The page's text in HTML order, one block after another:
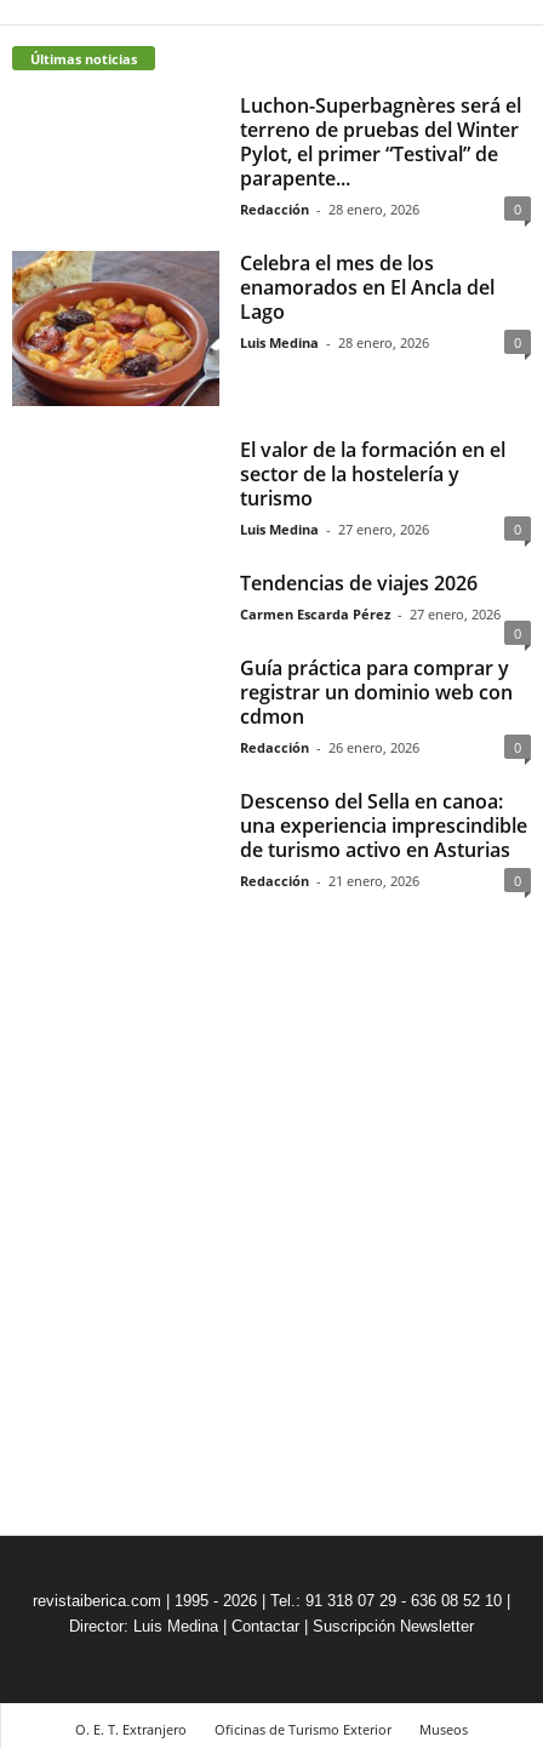
Últimas noticias
Luchon-Superbagnères será el
terreno de pruebas del Winter
Pylot, el primer “Testival” de
parapente...
Redacción - 28 enero, 2026 0
Celebra el mes de los
enamorados en El Ancla del
Lago
Luis Medina - 28 enero, 2026 0
El valor de la formación en el
sector de la hostelería y
turismo
Luis Medina - 27 enero, 2026 0
Tendencias de viajes 2026
Carmen Escarda Pérez - 27 enero, 2026
0
Guía práctica para comprar y
registrar un dominio web con
cdmon
Redacción - 26 enero, 2026 0
Descenso del Sella en canoa:
una experiencia imprescindible
de turismo activo en Asturias
Redacción - 21 enero, 2026 0
revistaiberica.com | 1995 - 2026 | Tel.: 91 318 07 29 - 636 08 52 10 |
Director: Luis Medina| Contactar Suscripción Newsletter
O. E. T. Extranjero Oficinas de Turismo Exterior Museos